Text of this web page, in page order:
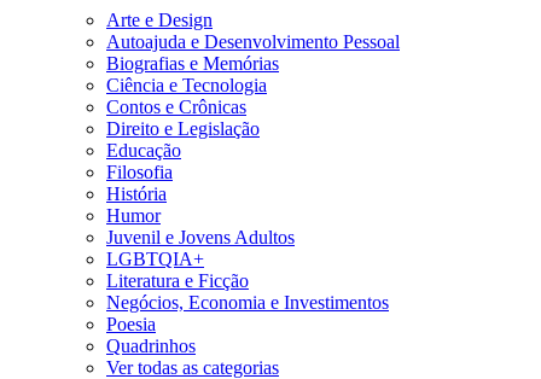
Arte e Design
Autoajuda e Desenvolvimento Pessoal
Biografias e Memórias
Ciência e Tecnologia
Contos e Crônicas
Direito e Legislação
Educação
Filosofia
História
Humor
Juvenil e Jovens Adultos
LGBTQIA+
Literatura e Ficção
Negócios, Economia e Investimentos
Poesia
Quadrinhos
Ver todas as categorias